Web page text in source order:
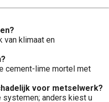
van klimaat en
cement-lime mortel met
voor metselwerk?
anders kiest u